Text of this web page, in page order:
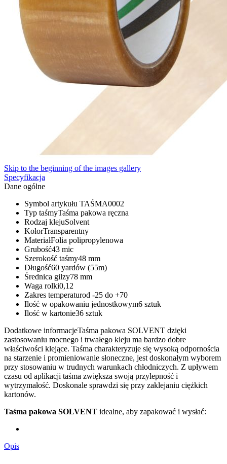
Skip to the beginning of the images gallery
Specyfikacja
Dane ogólne
Symbol artykułu TAŚMA0002
Typ taśmyTaśma pakowa ręczna
Rodzaj klejuSolvent
KolorTransparentny
MateriałFolia polipropylenowa
Grubość43 mic
Szerokość taśmy48 mm
Długość60 yardów (55m)
Średnica gilzy78 mm
Waga rolki0,12
Zakres temperaturod -25 do +70
Ilość w opakowaniu jednostkowym6 sztuk
Ilość w kartonie36 sztuk
Dodatkowe informacjeTaśma pakowa SOLVENT dzięki
zastosowaniu mocnego i trwałego kleju ma bardzo dobre
właściwości klejące. Taśma charakteryzuje się wysoką odpornościa
na starzenie i promieniowanie słoneczne, jest doskonałym wyborem
przy stosowaniu w trudnych warunkach chłodniczych. Z upływem
czasu od aplikacji taśma zwiększa swoją przylepność i
wytrzymałość. Doskonale sprawdzi się przy zaklejaniu ciężkich
kartonów.
Taśma pakowa SOLVENT idealne, aby zapakować i wysłać:
Opis